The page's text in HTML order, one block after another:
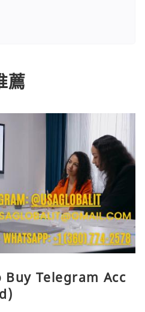
薦
Buy Telegram Acc